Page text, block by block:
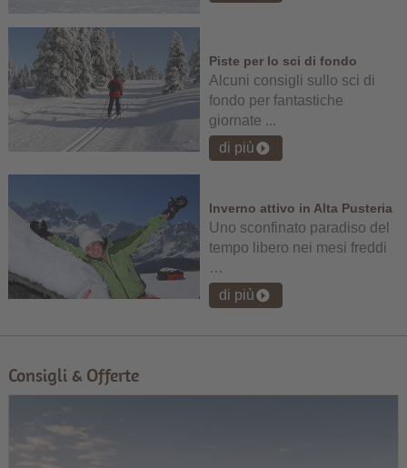
Piste per lo sci di fondo
Alcuni consigli sullo sci di
fondo per fantastiche
giornate ...
di più
Inverno attivo in Alta Pusteria
Uno sconfinato paradiso del
tempo libero nei mesi freddi
…
di più
Consigli & Offerte